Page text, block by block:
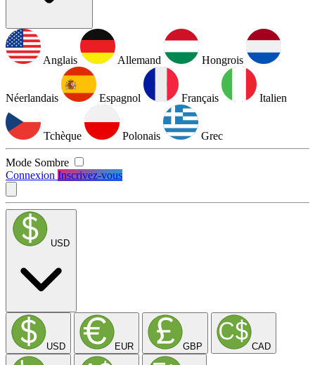
Anglais Allemand Hongrois
Néerlandais Espagnol Français Italien
Tchèque Polonais Grec
Mode Sombre
Connexion Inscrivez-vous
USD
USD EUR GBP CAD